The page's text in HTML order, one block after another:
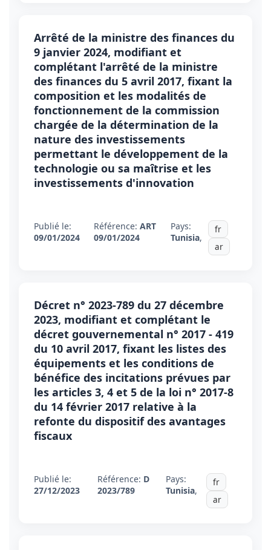
Arrêté de la ministre des finances du
9 janvier 2024, modifiant et
complétant l'arrêté de la ministre
des finances du 5 avril 2017, fixant la
composition et les modalités de
fonctionnement de la commission
chargée de la détermination de la
nature des investissements
permettant le développement de la
technologie ou sa maîtrise et les
investissements d'innovation
Publié le:
09/01/2024
Référence: ART
09/01/2024
Pays:
Tunisia,
fr
ar
Décret n° 2023-789 du 27 décembre
2023, modifiant et complétant le
décret gouvernemental n° 2017 - 419
du 10 avril 2017, fixant les listes des
équipements et les conditions de
bénéfice des incitations prévues par
les articles 3, 4 et 5 de la loi n° 2017-8
du 14 février 2017 relative à la
refonte du dispositif des avantages
fiscaux
Publié le:
27/12/2023
Référence: D
2023/789
Pays:
Tunisia,
fr
ar